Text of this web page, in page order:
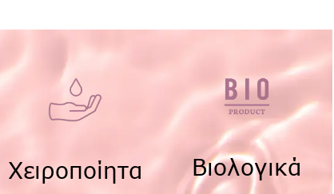
Χειροποίητα Βιολογικά